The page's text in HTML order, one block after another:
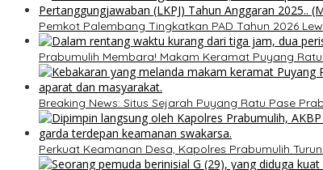
Pemkot Palembang Tingkatkan PAD Tahun 2026
Prabumulih Membara! Makam Keramat Puyang
Breaking News: Situs Sejarah Puyang Ratu Pase
Perkuat Keamanan Desa, Kapolres Prabumulih